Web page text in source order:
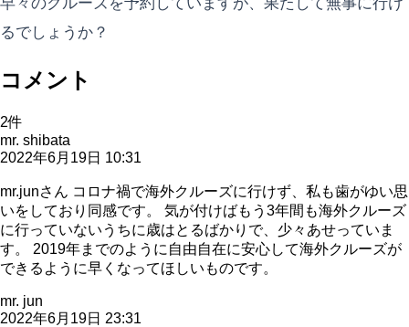
るでしょうか？
コメント
2件
mr. shibata
2022年6月19日 10:31
mr.junさん コロナ禍で海外クルーズに行けず、私も歯がゆい思
いをしており同感です。 気が付けばもう3年間も海外クルーズ
に行っていないうちに歳はとるばかりで、少々あせっていま
す。 2019年までのように自由自在に安心して海外クルーズが
できるように早くなってほしいものです。
mr. jun
2022年6月19日 23:31